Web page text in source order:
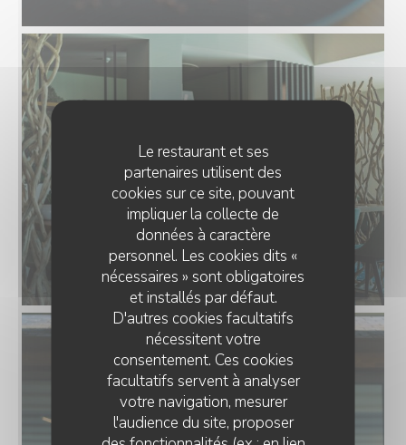
Le restaurant et ses
partenaires utilisent des
cookies sur ce site, pouvant
impliquer la collecte de
données à caractère
personnel. Les cookies dits «
nécessaires » sont obligatoires
et installés par défaut.
D'autres cookies facultatifs
nécessitent votre
consentement. Ces cookies
facultatifs servent à analyser
votre navigation, mesurer
l'audience du site, proposer